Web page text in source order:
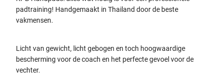
padtraining! Handgemaakt in Thailand door de beste
vakmensen.
Licht van gewicht, licht gebogen en toch hoogwaardige
bescherming voor de coach en het perfecte gevoel voor de
vechter.